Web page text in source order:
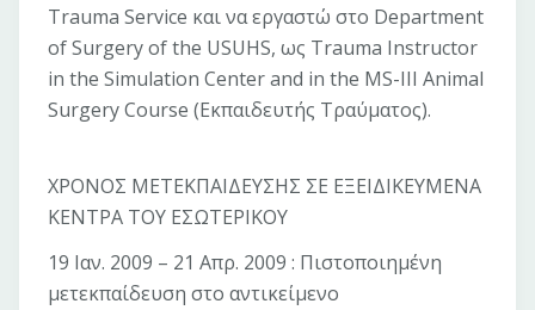
Trauma Service και να εργαστώ στο Department
of Surgery of the USUHS, ως Trauma Instructor
in the Simulation Center and in the MS-III Animal
Surgery Course (Εκπαιδευτής Τραύματος).
ΧΡΟΝΟΣ ΜΕΤΕΚΠΑΙΔΕΥΣΗΣ ΣΕ ΕΞΕΙΔΙΚΕΥΜΕΝΑ
ΚΕΝΤΡΑ ΤΟΥ ΕΣΩΤΕΡΙΚΟΥ
19 Ιαν. 2009 – 21 Απρ. 2009 : Πιστοποιημένη
μετεκπαίδευση στο αντικείμενο